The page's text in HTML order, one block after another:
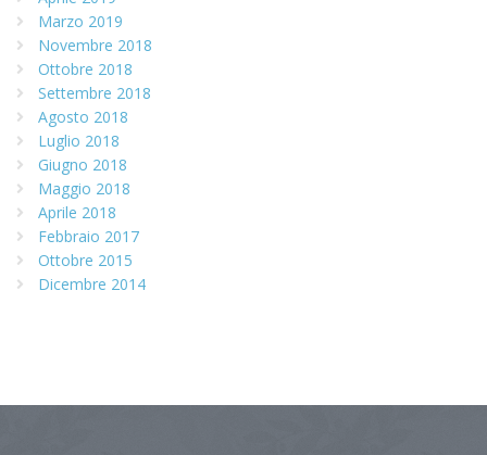
Marzo 2019
Novembre 2018
Ottobre 2018
Settembre 2018
Agosto 2018
Luglio 2018
Giugno 2018
Maggio 2018
Aprile 2018
Febbraio 2017
Ottobre 2015
Dicembre 2014